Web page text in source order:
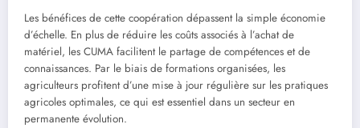
Les bénéfices de cette coopération dépassent la simple économie
d’échelle. En plus de réduire les coûts associés à l’achat de
matériel, les CUMA facilitent le partage de compétences et de
connaissances. Par le biais de formations organisées, les
agriculteurs profitent d’une mise à jour régulière sur les pratiques
agricoles optimales, ce qui est essentiel dans un secteur en
permanente évolution.